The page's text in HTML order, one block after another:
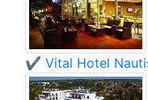
✔️ Vital Hotel